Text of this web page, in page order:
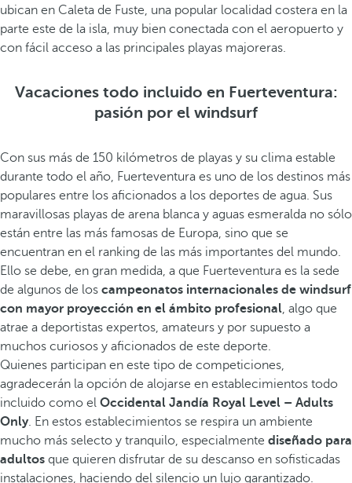
ubican en Caleta de Fuste, una popular localidad costera en la
parte este de la isla, muy bien conectada con el aeropuerto y
con fácil acceso a las principales playas majoreras.
Vacaciones todo incluido en Fuerteventura:
pasión por el windsurf
Con sus más de 150 kilómetros de playas y su clima estable
durante todo el año, Fuerteventura es uno de los destinos más
populares entre los aficionados a los deportes de agua. Sus
maravillosas playas de arena blanca y aguas esmeralda no sólo
están entre las más famosas de Europa, sino que se
encuentran en el ranking de las más importantes del mundo.
Ello se debe, en gran medida, a que Fuerteventura es la sede
de algunos de los campeonatos internacionales de windsurf
con mayor proyección en el ámbito profesional, algo que
atrae a deportistas expertos, amateurs y por supuesto a
muchos curiosos y aficionados de este deporte.
Quienes participan en este tipo de competiciones,
agradecerán la opción de alojarse en establecimientos todo
incluido como el Occidental Jandía Royal Level – Adults
Only. En estos establecimientos se respira un ambiente
mucho más selecto y tranquilo, especialmente diseñado para
adultos que quieren disfrutar de su descanso en sofisticadas
instalaciones, haciendo del silencio un lujo garantizado.